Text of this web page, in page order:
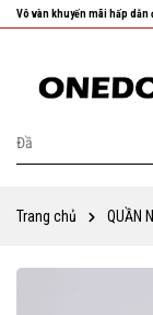
Nhanh tay chọn cho mình
Trang chủ QUẦN